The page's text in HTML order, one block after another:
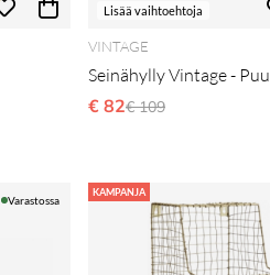
Lisää vaihtoehtoja
VINTAGE
Seinähylly Vintage - Puu
€ 82Normaali hinta
€ 109
Varastossa
KAMPANJA